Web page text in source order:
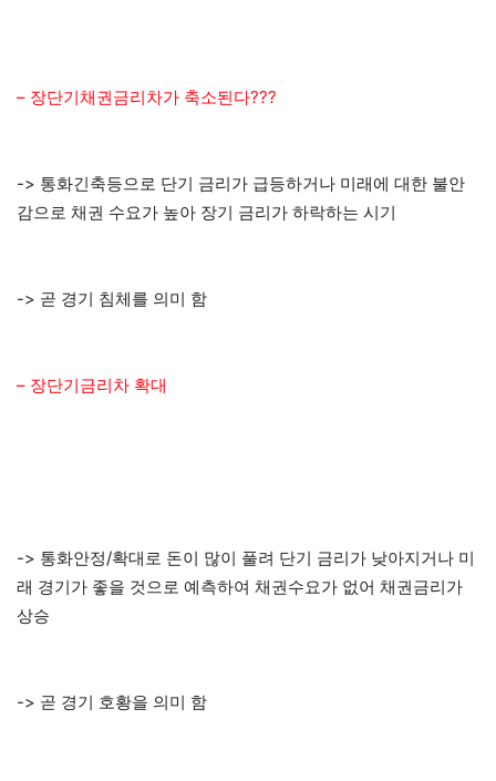
– 장단기채권금리차가 축소된다???
-> 통화긴축등으로 단기 금리가 급등하거나 미래에 대한 불안
감으로 채권 수요가 높아 장기 금리가 하락하는 시기
-> 곧 경기 침체를 의미 함
– 장단기금리차 확대
-> 통화안정/확대로 돈이 많이 풀려 단기 금리가 낮아지거나 미
래 경기가 좋을 것으로 예측하여 채권수요가 없어 채권금리가
상승
-> 곧 경기 호황을 의미 함